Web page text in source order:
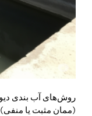
روش‌های آب بندی
(ممان مثبت یا